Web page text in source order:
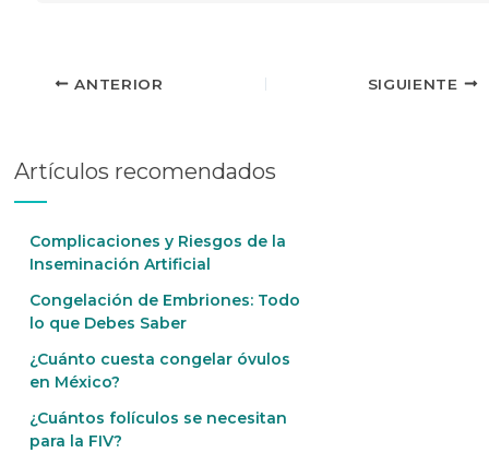
ANTERIOR SIGUIENTE
Artículos recomendados
Complicaciones y Riesgos de la
Inseminación Artificial
Congelación de Embriones: Todo
lo que Debes Saber
¿Cuánto cuesta congelar óvulos
en México?
¿Cuántos folículos se necesitan
para la FIV?